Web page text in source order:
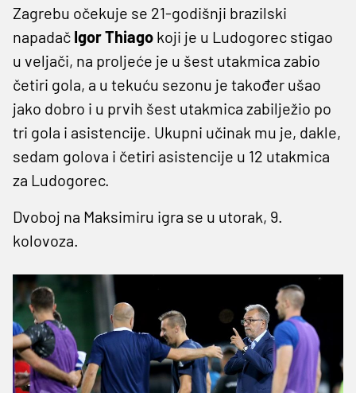
Zagrebu očekuje se 21-godišnji brazilski
napadač Igor Thiago koji je u Ludogorec stigao
u veljači, na proljeće je u šest utakmica zabio
četiri gola, a u tekuću sezonu je također ušao
jako dobro i u prvih šest utakmica zabilježio po
tri gola i asistencije. Ukupni učinak mu je, dakle,
sedam golova i četiri asistencije u 12 utakmica
za Ludogorec.
Dvoboj na Maksimiru igra se u utorak, 9.
kolovoza.